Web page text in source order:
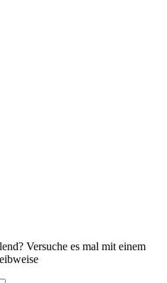
Versuche es mal mit einem